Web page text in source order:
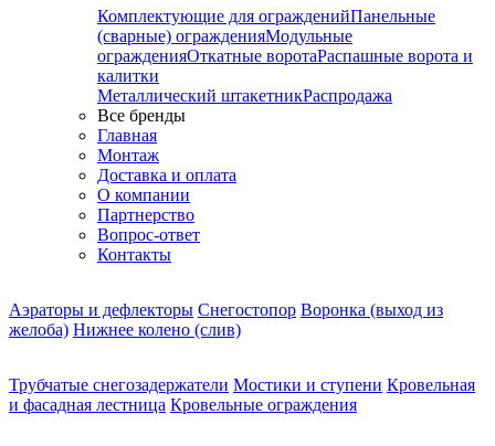
Комплектующие для огражденийПанельные
(сварные) огражденияМодульные
огражденияОткатные воротаРаспашные ворота и
калитки
Металлический штакетникРаспродажа
Все бренды
Главная
Монтаж
Доставка и оплата
О компании
Партнерство
Вопрос-ответ
Контакты
Аэраторы и дефлекторы Снегостопор Воронка (выход из
желоба) Нижнее колено (слив)
Трубчатые снегозадержатели Мостики и ступени Кровельная
и фасадная лестница Кровельные ограждения